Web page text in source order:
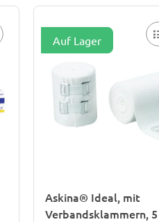
Auf Lager
Askina® Ideal, mit
Verbandsklammern,